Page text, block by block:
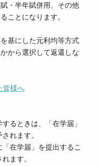
・半年賦併用、その他
ことになります。
基にした元利均等方式
から選択して返還しな
皆様へ
るときは、「在学届」
れます。
在学届」を提出するこ
ます。